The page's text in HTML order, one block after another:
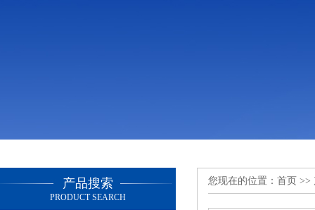
产品搜索
PRODUCT SEARCH
您现在的位置： 首页 >>